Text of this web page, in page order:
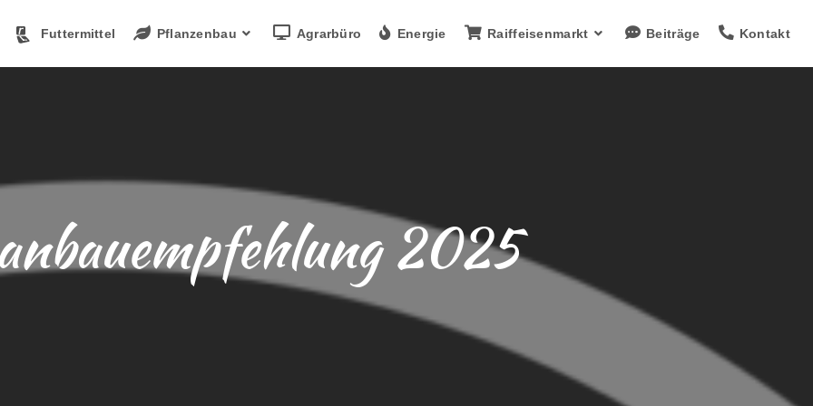
Futtermittel Pflanzenbau Agrarbüro Energie Raiffeisenmarkt Beiträge Kontakt
2025